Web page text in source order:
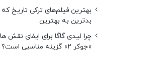
بهترین فیلم‌های ترکی تاریخ که
بدترین به بهترین
چرا لیدی گاگا برای ایفای نقش
«جوکر ۲» گزینه مناسبی است؟